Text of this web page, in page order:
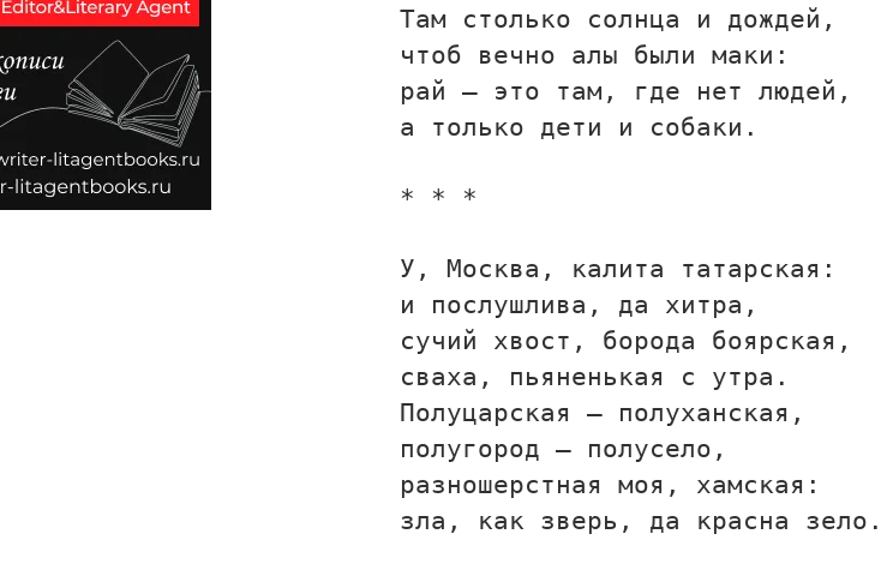
Там столько солнца и дождей,
чтоб вечно алы были маки:
рай — это там, где нет людей,
а только дети и собаки.
* * *
У, Москва, калита татарская:
и послушлива, да хитра,
сучий хвост, борода боярская,
сваха, пьяненькая с утра.
Полуцарская — полуханская,
полугород — полусело,
разношерстная моя, хамская:
зла, как зверь, да красна зело.